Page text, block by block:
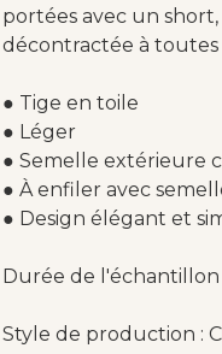
portées avec un
décontractée à toutes
● Tige en toile
● Léger
● Semelle extérieure
● À enfiler avec
● Design élégant et
Durée de l'échantillon
Style de production :